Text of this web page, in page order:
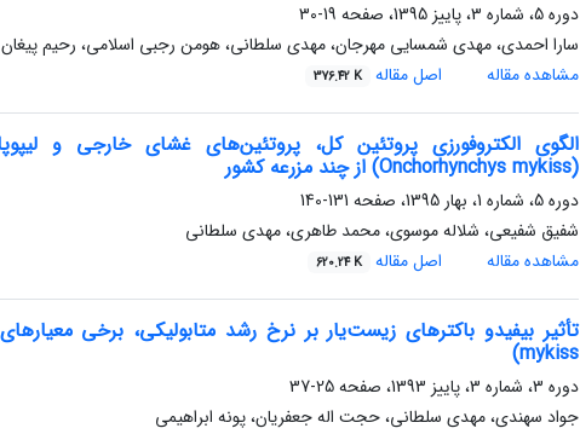
دوره 5، شماره 3، پاییز 1395، صفحه
19-30
سارا احمدی، مهدی شمسایی مهرجان، مهدی سلطانی، هومن رجبی اسلامی، رحیم پیغان
مشاهده مقاله
اصل مقاله 376.42 K
(Onchorhynchys mykiss) از چند مزرعه کشور
دوره 5، شماره 1، بهار 1395، صفحه
131-140
شفیق شفیعی، شلاله موسوی، محمد طاهری، مهدی سلطانی
مشاهده مقاله
اصل مقاله 620.24 K
mykiss)
دوره 3، شماره 3، پاییز 1393، صفحه
25-37
جواد سهندی، مهدی سلطانی، حجت اله جعفریان، پونه ابراهیمی